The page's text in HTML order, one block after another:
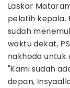
Laskar
pelatih kepala.
sudah
waktu dekat,
nakhoda untuk
"Kami sudah
depan,